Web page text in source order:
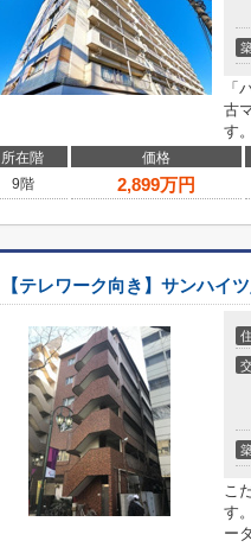
「
古
す
所在階 価格
9階
2,899万円
【テレワーク向き】サンハイ
こ
す
ー